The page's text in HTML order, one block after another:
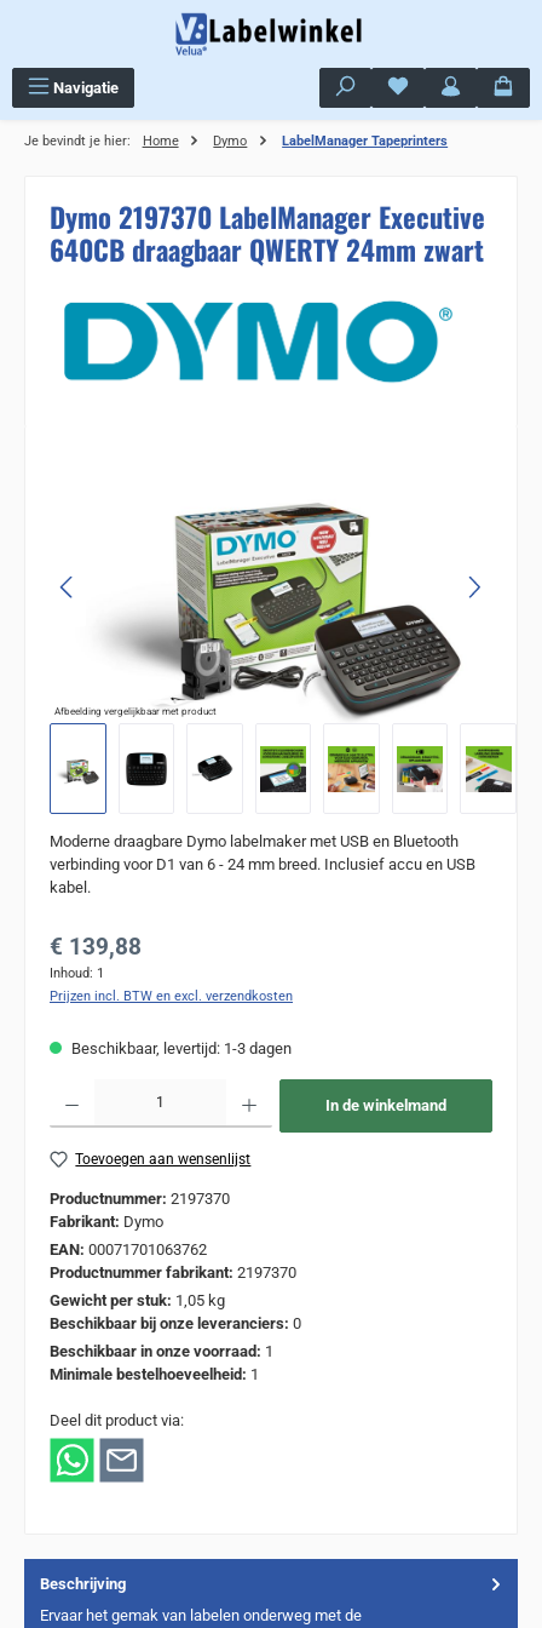
Navigatie Je hebt 0 items op
Je bevindt je hier: Home Dymo LabelManager Tapeprinters
Dymo 2197370 LabelManager Executive
640CB draagbaar QWERTY 24mm zwart
Afbeelding vergelijkbaar met product
Moderne draagbare Dymo labelmaker met USB en Bluetooth
verbinding voor D1 van 6 - 24 mm breed. Inclusief accu en USB
kabel.
Normale prijs:
€ 139,88
Inhoud: 1
Prijzen incl. BTW en excl. verzendkosten
Beschikbaar, levertijd: 1-3 dagen
In de winkelmand
Toevoegen aan wensenlijst
Productnummer: 2197370
Fabrikant: Dymo
EAN: 00071701063762
Productnummer fabrikant: 2197370
Gewicht per stuk: 1,05 kg
Beschikbaar bij onze leveranciers: 0
Beschikbaar in onze voorraad: 1
Minimale bestelhoeveelheid: 1
Deel dit product via:
Beschrijving
Ervaar het gemak van labelen onderweg met de